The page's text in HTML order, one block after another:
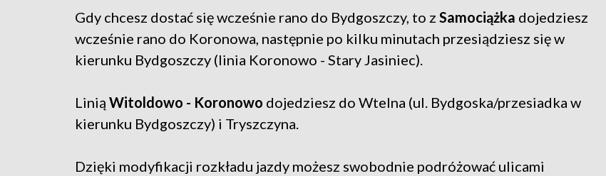
Gdy chcesz dostać się wcześnie rano do Bydgoszczy, to z Samociążka dojedziesz
wcześnie rano do Koronowa, następnie po kilku minutach przesiądziesz się w
kierunku Bydgoszczy (linia Koronowo - Stary Jasiniec).
Linią Witoldowo - Koronowo dojedziesz do Wtelna (ul. Bydgoska/przesiadka w
kierunku Bydgoszczy) i Tryszczyna.
Dzięki modyfikacji rozkładu jazdy możesz swobodnie podróżować ulicami